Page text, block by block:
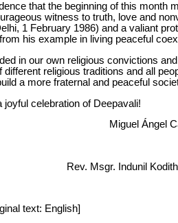
that the beginning of this month
witness to truth, love and
1 February 1986) and a valiant
his example in living peaceful
in our own religious convictions
different religious traditions and all
a more fraternal and peaceful
joyful celebration of Deepavali!
Miguel Ángel
Rev. Msgr. Indunil
text: English]